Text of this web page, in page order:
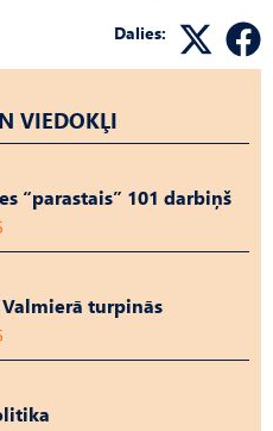
Dalies:
VIEDOKĻI
“parastais” 101 darbiņš
turpinās